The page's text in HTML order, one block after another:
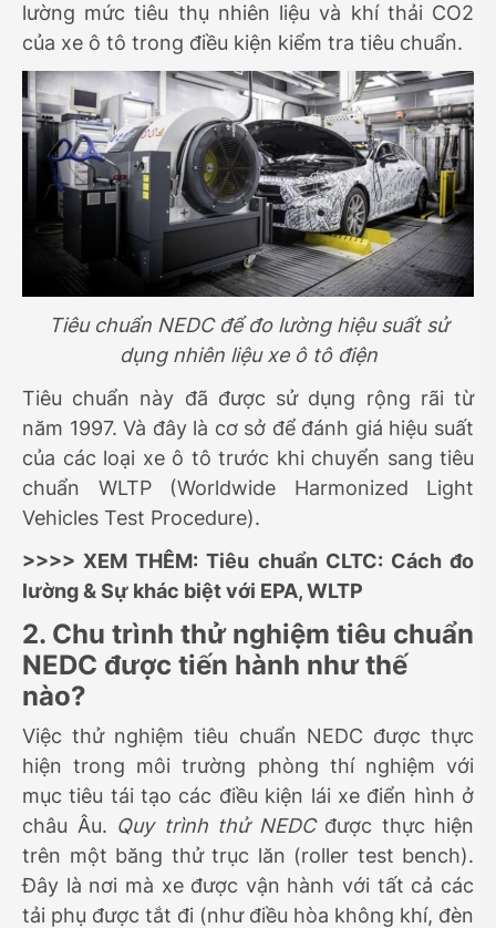
lường mức tiêu thụ nhiên liệu và khí thải CO2
của xe ô tô trong điều kiện kiểm tra tiêu chuẩn.
Tiêu chuẩn NEDC để đo lường hiệu suất sử
dụng nhiên liệu xe ô tô điện
Tiêu chuẩn này đã được sử dụng rộng rãi từ
năm 1997. Và đây là cơ sở để đánh giá hiệu suất
của các loại xe ô tô trước khi chuyển sang tiêu
chuẩn WLTP (Worldwide Harmonized Light
Vehicles Test Procedure).
>>>> XEM THÊM:Tiêu chuẩn CLTC: Cách đo
lường & Sự khác biệt với EPA, WLTP
2. Chu trình thử nghiệm tiêu chuẩn
NEDC được tiến hành như thế
nào?
Việc thử nghiệm tiêu chuẩn NEDC được thực
hiện trong môi trường phòng thí nghiệm với
mục tiêu tái tạo các điều kiện lái xe điển hình ở
châu Âu. Quy trình thử NEDCđược thực hiện
trên một băng thử trục lăn (roller test bench).
Đây là nơi mà xe được vận hành với tất cả các
tải phụ được tắt đi (như điều hòa không khí, đèn